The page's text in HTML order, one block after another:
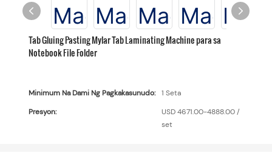
Tab Gluing Pasting Mylar Tab Laminating Machine para sa
Notebook File Folder
Minimum Na Dami Ng Pagkakasunudo:
1 Seta
Presyon:
USD 4671.00-4888.00 /
set